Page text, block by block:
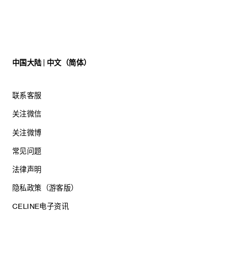
中国大陆 | 中文（简体）
联系客服
关注微信
关注微博
常见问题
法律声明
隐私政策（游客版）
CELINE电子资讯